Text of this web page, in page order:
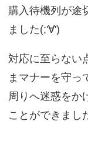
購入待機列が途
ました(;'∀')
対応に至らない
まマナーを守っ
周りへ迷惑をか
ことができまし